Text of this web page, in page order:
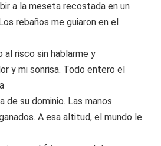
a la meseta recostada en un
rebaños me guiaron en el
al risco sin hablarme y
y mi sonrisa. Todo entero el
de su dominio. Las manos
A esa altitud, el mundo le